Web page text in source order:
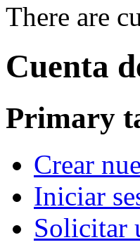
There are
Cuenta
Primary
Crear
Iniciar
Solicitar